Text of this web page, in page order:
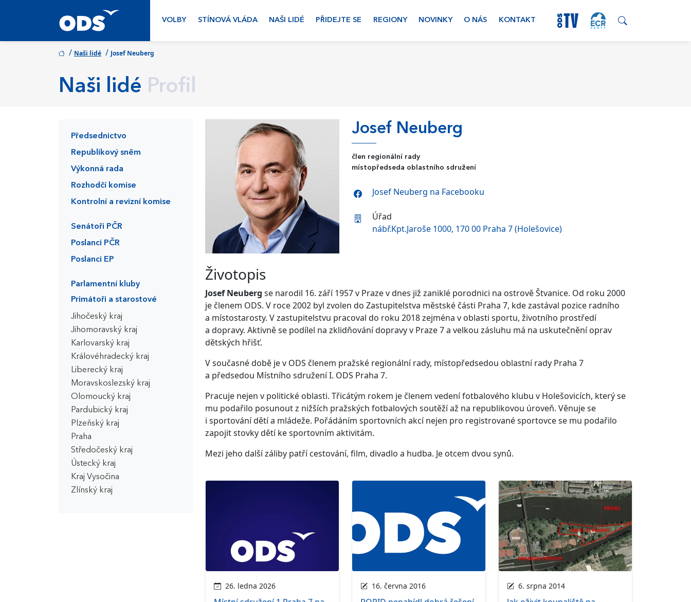
VOLBY STÍNOVÁ VLÁDA NAŠI LIDÉ PŘIDEJTE SE REGIONY NOVINKY O NÁS KONTAKT
/ Naši lidé / Josef Neuberg
Naši lidé Profil
Předsednictvo
Republikový sněm
Výkonná rada
Rozhodčí komise
Kontrolní a revizní komise
Senátoři PČR
Poslanci PČR
Poslanci EP
Parlamentní kluby
Primátoři a starostové
Jihočeský kraj
Jihomoravský kraj
Karlovarský kraj
Královéhradecký kraj
Liberecký kraj
Moravskoslezský kraj
Olomoucký kraj
Pardubický kraj
Plzeňský kraj
Praha
Středočeský kraj
Ústecký kraj
Kraj Vysočina
Zlínský kraj
Josef Neuberg
člen regionální rady
místopředseda oblastního sdružení
Josef Neuberg na Facebooku
Úřad
nábř.Kpt.Jaroše 1000, 170 00 Praha 7 (Holešovice)
Životopis
Josef Neuberg se narodil 16. září 1957 v Praze v dnes již zaniklé porodnici na ostrově Štvanice. Od roku 2000
je členem ODS. V roce 2002 byl zvolen do Zastupitelstva městské části Praha 7, kde zastával pozice radního
a místostarosty. V zastupitelstvu pracoval do roku 2018 zejména v oblasti sportu, životního prostředí
a dopravy. Aktivně se podílel na zklidňování dopravy v Praze 7 a velkou zásluhu má na uskutečnění oprav
dětských hřišť.
V současné době je v ODS členem pražské regionální rady, místopředsedou oblastní rady Praha 7
a předsedou Místního sdružení I. ODS Praha 7.
Pracuje nejen v politické oblasti. Třicátým rokem je členem vedení fotbalového klubu v Holešovicích, který se
mu podařilo posunout z nižších pražských fotbalových soutěží až na republikovou úroveň. Věnuje se
i sportování dětí a mládeže. Pořádáním sportovních akcí nejen pro registrované sportovce se mu podařilo
zapojit stovky dětí ke sportovním aktivitám.
Mezi jeho další záliby patří cestování, film, divadlo a hudba. Je otcem dvou synů.
26. ledna 2026 16. června 2016 6. srpna 2014